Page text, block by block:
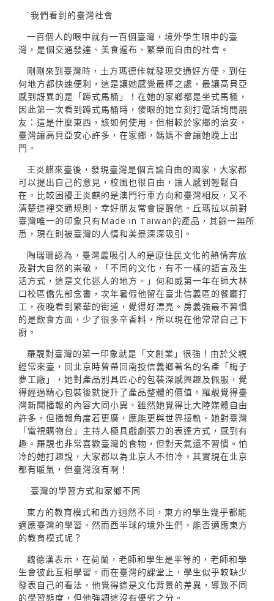
˙我們看到的臺灣社會
一百個人的眼中就有一百個臺灣，境外學生眼中的臺
灣，是個交通發達、美食遍布、繁榮而自由的社會。
剛剛來到臺灣時，土方瑪德佧就發現交通好方便，到任
何地方都快速便利，這是讓她感覺最棒之處。最讓高貝亞
感到訝異的是「蹲式馬桶」！在她的家鄉都是坐式馬桶，
因此第一次看到蹲式馬桶時，傻眼的她立刻打電話詢問朋
友：這是什麼東西，該如何使用。但相較於家鄉的治安，
臺灣讓高貝亞安心許多，在家鄉，媽媽不會讓她晚上出
門。
王炎麒來臺後，發現臺灣是個言論自由的國家，大家都
可以提出自己的意見，校風也很自由，讓人感到輕鬆自
在。比較困擾王炎麒的是澳門行車方向和臺灣相反，又不
清楚這裡交通規則，幸好朋友常會提醒他。丘瑪拉以前對
臺灣唯一的印象只有Made in Taiwan的產品，其餘一無所
悉，現在則被臺灣的人情和美景深深吸引。
陶瑞珊認為，臺灣最吸引人的是原住民文化的熱情奔放
及對大自然的崇敬，「不同的文化，有不一樣的語言及生
活方式，這是文化迷人的地方。」何和威第一年在師大林
口校區僑先部念書，次年暑假他留在臺北信義區的餐廳打
工，夜晚看到繁華的街道，覺得好漂亮。房義強最不習慣
的是飲食方面，少了很多辛香料，所以現在他常常自己下
廚。
羅靚對臺灣的第一印象就是「文創業」很強！由於父親
經常來臺，回北京時曾帶回南投信義鄉著名的名產「梅子
夢工廠」，她對產品別具匠心的包裝深感興趣及佩服，覺
得經過精心包裝後就提升了產品整體的價值。羅靚覺得臺
灣新聞播報的內容大同小異，雖然她覺得比大陸媒體自由
許多，但播報角度若更廣，應能更與世界接軌。她對臺灣
「電視購物台」主持人極具戲劇張力的表達方式，感到有
趣。羅靚也非常喜歡臺灣的食物，但對天氣還不習慣。怕
冷的她打趣說，大家都以為北京人不怕冷，其實現在北京
都有暖氣，但臺灣沒有啊！
˙臺灣的學習方式和家鄉不同
東方的教育模式和西方迥然不同，東方的學生幾乎都能
適應臺灣的學習。然而西半球的境外生們，能否適應東方
的教育模式呢？
魏德漢表示，在荷蘭，老師和學生是平等的，老師和學
生會彼此互相學習。而在臺灣的課堂上，學生似乎較缺少
發表自己的看法，他覺得這是文化背景的差異，導致不同
的學習態度，但他強調這沒有優劣之分。